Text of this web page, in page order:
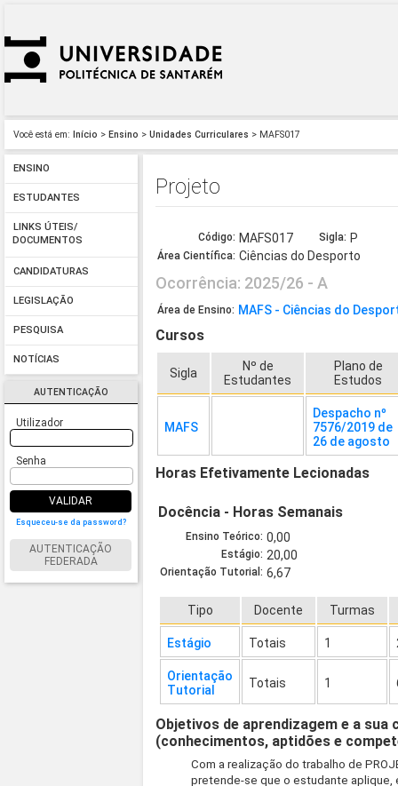
Você está em: Início > Ensino > Unidades Curriculares > MAFS017
ENSINO
ESTUDANTES
LINKS ÚTEIS/
DOCUMENTOS
CANDIDATURAS
LEGISLAÇÃO
PESQUISA
NOTÍCIAS
AUTENTICAÇÃO
Utilizador
Senha
VALIDAR
Esqueceu-se da password?
AUTENTICAÇÃO
FEDERADA
Projeto
Código: MAFS017 Sigla: P
Área Científica: Ciências do Desporto
Ocorrência: 2025/26 - A
Área de Ensino: MAFS - Ciências do
Cursos
Sigla
Nº de
Estudantes
Plano de
Estudos
MAFS
Despacho nº
7576/2019 de
26 de agosto
Horas Efetivamente Lecionadas
Docência - Horas Semanais
Ensino Teórico: 0,00
Estágio: 20,00
Orientação Tutorial: 6,67
Tipo Docente Turmas
Estágio Totais 1
Orientação
Tutorial
Totais 1
Objetivos de aprendizagem e a
(conhecimentos, aptidões e
Com a realização do trabalho de
pretende-se que o estudante